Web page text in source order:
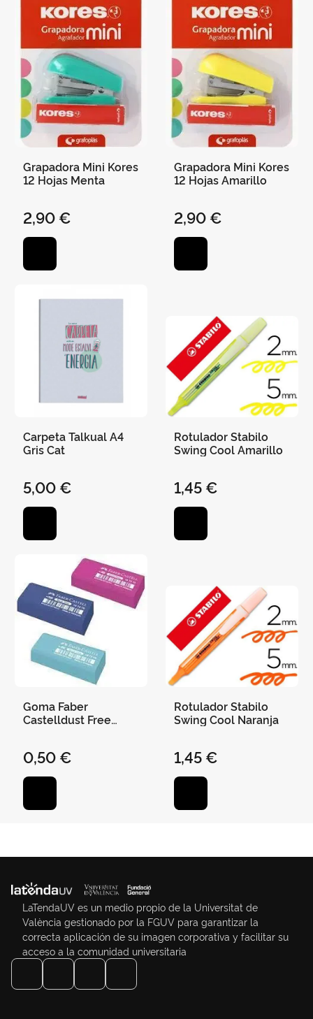
Grapadora Mini Kores
12 Hojas Menta
2,90 €
Grapadora Mini Kores
12 Hojas Amarillo
2,90 €
Carpeta Talkual A4
Gris Cat
5,00 €
Rotulador Stabilo
Swing Cool Amarillo
1,45 €
Goma Faber
Castelldust Free
0,50 €
Rotulador Stabilo
Swing Cool Naranja
1,45 €
LaTendaUV es un medio propio de la Universitat de
València gestionado por la FGUV para garantizar la
correcta aplicación de su imagen corporativa y facilitar su
acceso a la comunidad universitaria